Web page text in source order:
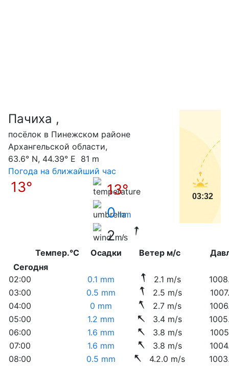
Пачиха ,
посёлок в Пинежском районе
Архангельской области,
63.6° N, 44.39° E 81 m
Погода на ближайший час
13°
13°
0mm
2m/s
03:32
Темпер.°C Осадки Ветер м/с
Сегодня
02:00
0.1 mm 2.1 m/s
03:00
0.5 mm 2.5 m/s
04:00
0 mm 2.7 m/s
05:00
1.2 mm 3.4 m/s
06:00
1.6 mm 3.8 m/s
07:00
1.6 mm 3.8 m/s
08:00
0.5 mm 4.2.0 m/s